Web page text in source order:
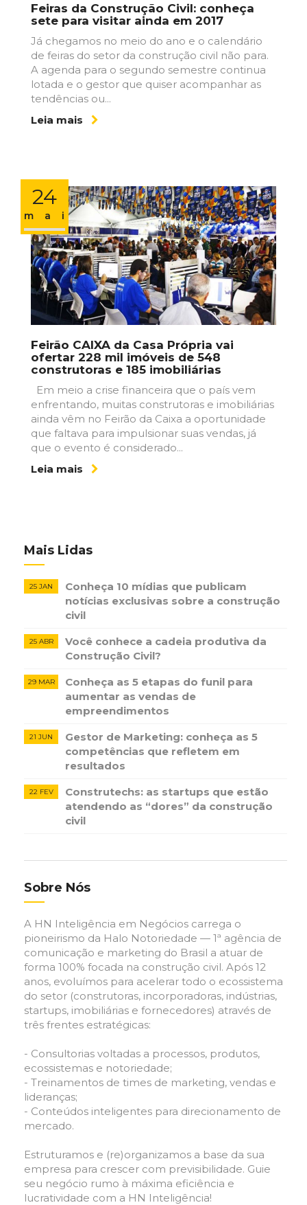
Feiras da Construção Civil: conheça
sete para visitar ainda em 2017
Já chegamos no meio do ano e o calendário
de feiras do setor da construção civil não para.
A agenda para o segundo semestre continua
lotada e o gestor que quiser acompanhar as
tendências ou...
Leia mais
24
maio
Feirão CAIXA da Casa Própria vai
ofertar 228 mil imóveis de 548
construtoras e 185 imobiliárias
Em meio a crise financeira que o país vem
enfrentando, muitas construtoras e imobiliárias
ainda vêm no Feirão da Caixa a oportunidade
que faltava para impulsionar suas vendas, já
que o evento é considerado...
Leia mais
Mais Lidas
25 JAN
Conheça 10 mídias que publicam
notícias ​exclusivas sobre​ ​a construção​ ​
civil
25 ABR
Você conhece a cadeia produtiva da
Construção Civil?
29 MAR
Conheça as 5 etapas do funil para
aumentar as vendas de
empreendimentos
21 JUN
Gestor de Marketing: conheça as 5
competências que refletem em
resultados
22 FEV
Construtechs: as startups que estão
atendendo as “dores” da construção
civil
Sobre Nós
A HN Inteligência em Negócios carrega o
pioneirismo da Halo Notoriedade — 1ª agência de
comunicação e marketing do Brasil a atuar de
forma 100% focada na construção civil. Após 12
anos, evoluímos para acelerar todo o ecossistema
do setor (construtoras, incorporadoras, indústrias,
startups, imobiliárias e fornecedores) através de
três frentes estratégicas:
- Consultorias voltadas a processos, produtos,
ecossistemas e notoriedade;
- Treinamentos de times de marketing, vendas e
lideranças;
- Conteúdos inteligentes para direcionamento de
mercado.
Estruturamos e (re)organizamos a base da sua
empresa para crescer com previsibilidade. Guie
seu negócio rumo à máxima eficiência e
lucratividade com a HN Inteligência!